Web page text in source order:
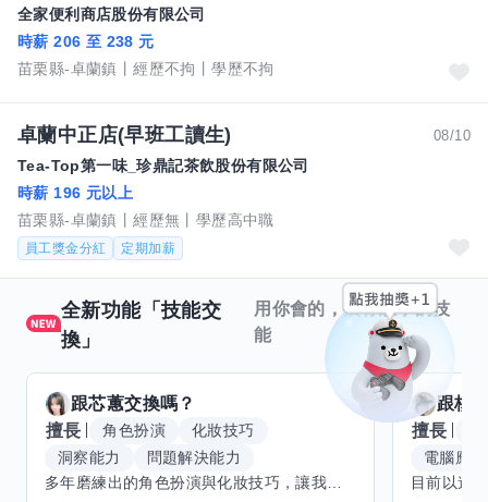
全家便利商店股份有限公司
時薪 206 至 238 元
苗栗縣-卓蘭鎮
經歷不拘 學歷不拘
08/10
卓蘭中正店(早班工讀生)
Tea-Top第一味_珍鼎記茶飲股份有限公司
時薪 196 元以上
苗栗縣-卓蘭鎮
經歷無 學歷高中職
員工獎金分紅 定期加薪
全新功能「技能交
換」
用你會的，換你想學的技
能
跟芯蕙交換嗎？
擅長
角色扮演
化妝技巧
洞察能力
問題解決能力
跟核
擅長
電腦應